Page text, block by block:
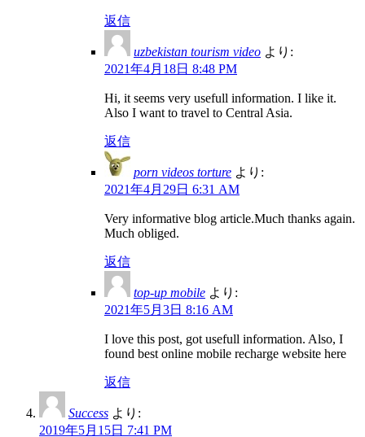
返信
uzbekistan tourism video より:
2021年4月18日 8:48 PM
Hi, it seems very usefull information. I like it.
Also I want to travel to Central Asia.
返信
porn videos torture より:
2021年4月29日 6:31 AM
Very informative blog article.Much thanks again.
Much obliged.
返信
top-up mobile より:
2021年5月3日 8:16 AM
I love this post, got usefull information. Also, I
found best online mobile recharge website here
返信
Success より:
2019年5月15日 7:41 PM